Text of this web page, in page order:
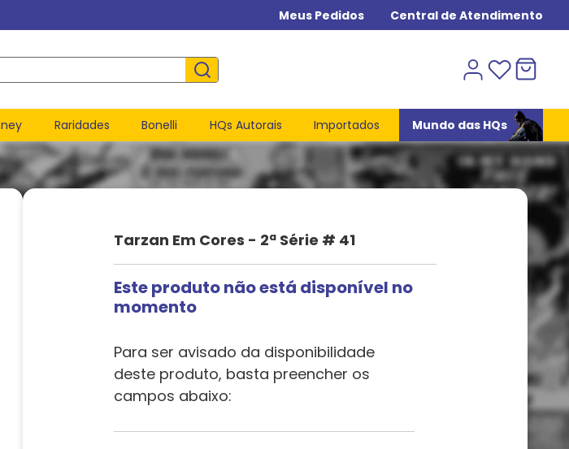
Meus Pedidos Central de Atendimento
Raridades Bonelli HQs Autorais Importados Mundo das HQs
Tarzan Em Cores - 2ª Série # 41
Este produto não está disponível no
momento
Para ser avisado da disponibilidade
deste produto, basta preencher os
campos abaixo: